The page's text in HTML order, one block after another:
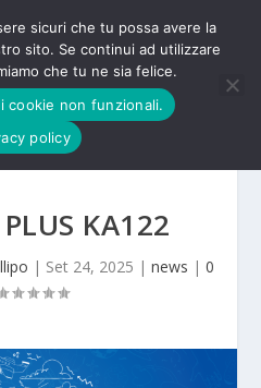
KA122
| Set 24, 2025 | news | 0
sicuri che tu possa avere la
sito. Se continui ad utilizzare
che tu ne sia felice.
cookie non funzionali.
policy